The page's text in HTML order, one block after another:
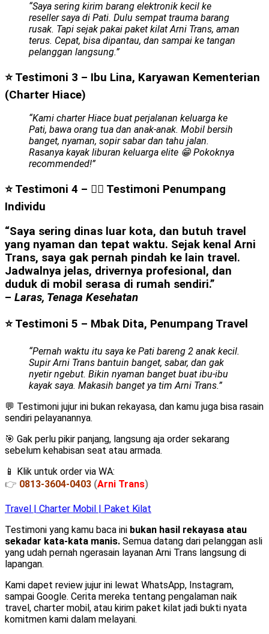
“Saya sering kirim barang elektronik kecil ke
reseller saya di Pati. Dulu sempat trauma barang
rusak. Tapi sejak pakai paket kilat Arni Trans, aman
terus. Cepat, bisa dipantau, dan sampai ke tangan
pelanggan langsung.”
⭐ Testimoni 3 – Ibu Lina, Karyawan Kementerian
(Charter Hiace)
“Kami charter Hiace buat perjalanan keluarga ke
Pati, bawa orang tua dan anak-anak. Mobil bersih
banget, nyaman, sopir sabar dan tahu jalan.
Rasanya kayak liburan keluarga elite 😁 Pokoknya
recommended!”
⭐ Testimoni 4 – 👩‍⚕️ Testimoni Penumpang
Individu
“Saya sering dinas luar kota, dan butuh travel
yang nyaman dan tepat waktu. Sejak kenal Arni
Trans, saya gak pernah pindah ke lain travel.
Jadwalnya jelas, drivernya profesional, dan
duduk di mobil serasa di rumah sendiri.”
– Laras, Tenaga Kesehatan
⭐ Testimoni 5 – Mbak Dita, Penumpang Travel
“Pernah waktu itu saya ke Pati bareng 2 anak kecil.
Supir Arni Trans bantuin banget, sabar, dan gak
nyetir ngebut. Bikin nyaman banget buat ibu-ibu
kayak saya. Makasih banget ya tim Arni Trans.”
💬 Testimoni jujur ini bukan rekayasa, dan kamu juga bisa rasain
sendiri pelayanannya.
🎯 Gak perlu pikir panjang, langsung aja order sekarang
sebelum kehabisan seat atau armada.
📱 Klik untuk order via WA:
👉 0813-3604-0403 (Arni Trans)
Travel | Charter Mobil | Paket Kilat
Testimoni yang kamu baca ini bukan hasil rekayasa atau
sekadar kata-kata manis. Semua datang dari pelanggan asli
yang udah pernah ngerasain layanan Arni Trans langsung di
lapangan.
Kami dapet review jujur ini lewat WhatsApp, Instagram,
sampai Google. Cerita mereka tentang pengalaman naik
travel, charter mobil, atau kirim paket kilat jadi bukti nyata
komitmen kami dalam melayani.